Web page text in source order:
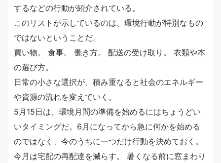
するなどの行動が紹介されている。
このリストが示しているのは、環境行動が特別なもの
ではないということだ。
買い物。 食事。 働き方。 配送の受け取り。 衣類や本
の選び方。
日常の小さな選択が、積み重なると社会のエネルギー
や資源の流れを変えていく。
5月15日は、環境月間の準備を始めるにはちょうどい
いタイミングだ。6月になってから急に何かを始める
のではなく、今のうちに一つだけ行動を決めておく。
今月は宅配の再配達を減らす。 暑くなる前に窓まわり